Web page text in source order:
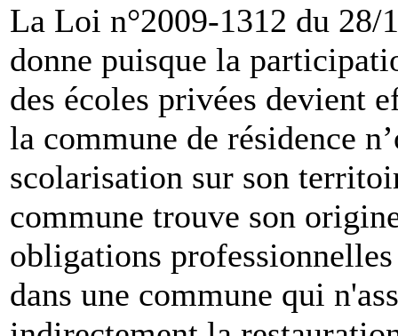
La Loi n°2009-1312 du 28/
donne puisque la
des écoles privées devient
la commune de résidence
scolarisation sur son
commune trouve son
obligations
dans une commune qui